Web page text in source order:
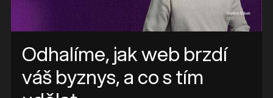
Odhalíme, jak web brzdí
váš byznys, a co s tím